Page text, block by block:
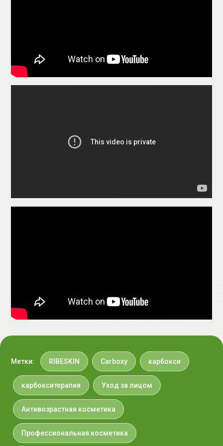
Неинвазивная (безинъекционная) карбокси RIBESKIN
CO2 CARBOXY COMBO делает процесс
применения наиболее комфортным и безопасным,
успокаивающий и заживляющий эффекты.
• борьба и профилактика признаков старения кожи.
Неинвазиваная карбокси повышает эластичность
• восстановление яркости тусклой коже,
выравнивание тона кожи, борьба с нежелательной
пигментацией кожи.
• уход за порами, возвращение эластичности пор,
сужение пор.
• борьба с отеками, ушибами, синяками,
покраснениями.
• борьба акне и пост-акне.
Метки: RIBESKIN Carboxy карбокси
карбокситерапия Уход за лицом
Антивозрастная косметика
Профессиональная косметика